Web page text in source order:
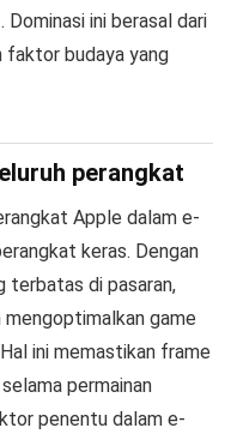
ini berasal dari
faktor budaya yang
perangkat
Apple dalam e-
keras. Dengan
terbatas di pasaran,
game
ini memastikan frame
permainan
penentu dalam e-